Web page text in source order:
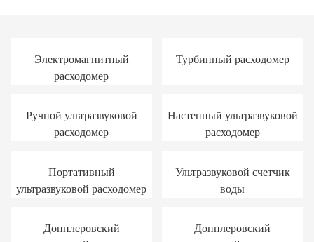
Электромагнитный
расходомер
Турбинный расходомер
Ручной ультразвуковой
расходомер
Настенный ультразвуковой
расходомер
Портативный
ультразвуковой расходомер
Ультразвуковой счетчик
воды
Допплеровский
Допплеровский